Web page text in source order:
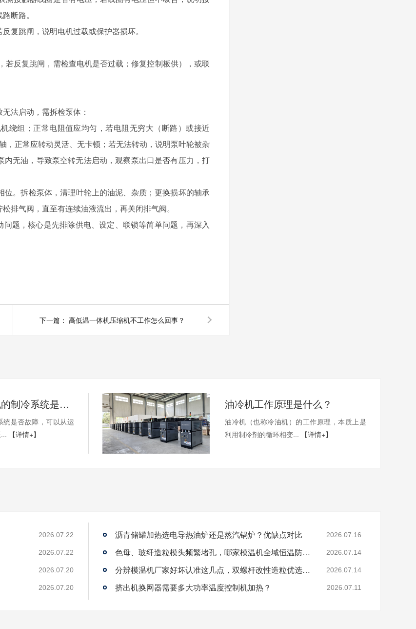
断路。
复跳闸，说明电机过载或保护器损坏。
反复跳闸，需检查电机是否过载；修复控制板供），或联
法启动，需拆检泵体：
绕组；正常电阻值应均匀，若电阻无穷大（断路）或接近
，正常应转动灵活、无卡顿；若无法转动，说明泵叶轮被杂
无油，导致泵空转无法启动，观察泵出口是否有压力，打
。拆检泵体，清理叶轮上的油泥、杂质；更换损坏的轴承
排气阀，直至有连续油液流出，再关闭排气阀。
题，核心是先排除供电、设定、联锁等简单问题，再深入
下一篇： 高低温一体机压缩机不工作怎么回事？
如何判断冷油机的制冷系统是否出现故障？
是否故障，可以从运
【详情+】
油冷机工作原理是什么？
油冷机（也称冷油机）的工作原理，本质上是
利用制冷剂的循环相变...
【详情+】
2026.07.22
2026.07.22
2026.07.20
2026.07.20
沥青储罐加热选电导热油炉还是蒸汽锅炉？优缺点对比 2026.07.16
色母、玻纤造粒模头频繁堵孔，哪家模温机全域恒温防积碳？ 2026.07.14
分辨模温机厂家好坏认准这几点，双螺杆改性造粒优选珞石机械 2026.07.14
挤出机换网器需要多大功率温度控制机加热？ 2026.07.11